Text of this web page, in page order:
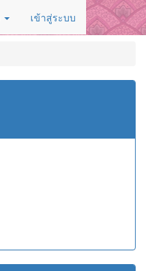
เข้าสู่ระบบ